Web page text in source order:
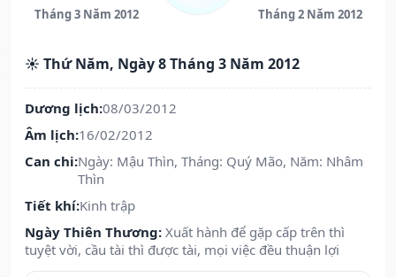
Tháng 3 Năm 2012 Tháng 2 Năm 2012
☀️ Thứ Năm, Ngày 8 Tháng 3 Năm 2012
Dương lịch:08/03/2012
Âm lịch:16/02/2012
Can chi:Ngày: Mậu Thìn, Tháng: Quý Mão, Năm: Nhâm
Thìn
Tiết khí:Kinh trập
Ngày Thiên Thương: Xuất hành để gặp cấp trên thì
tuyệt vời, cầu tài thì được tài, mọi việc đều thuận lợi